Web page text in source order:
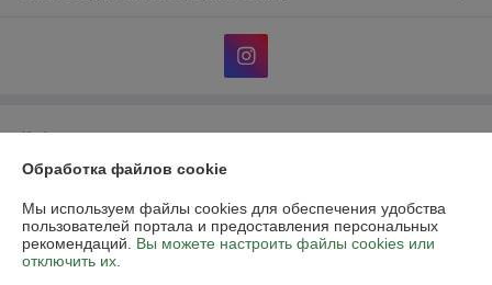
Информация для покупателя
Юридическое лицо:Общество с ограниченной ответственностью
Республика Беларусь, 220015, г. Минск, ул. Пономаренко, дом 35А,
помещение 208.
Регистрационный номер ЕГР: 193722361
Обработка файлов cookie
Мы используем файлы cookies для обеспечения удобства
пользователей портала и предоставления персональных
рекомендаций. Вы можете настроить файлы cookies или
отключить их.